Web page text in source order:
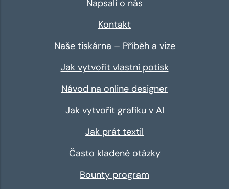
Napsali o nás
Kontakt
Naše tiskárna – Příběh a vize
Jak vytvořit vlastní potisk
Návod na online designer
Jak vytvořit grafiku v AI
Jak prát textil
Často kladené otázky
Bounty program